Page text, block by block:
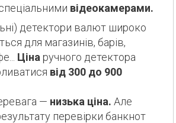
відеокамерами.
для магазинів, барів,
Ціна ручного детектора
від 300 до 900
— низька ціна. Але
перевірки банкнот